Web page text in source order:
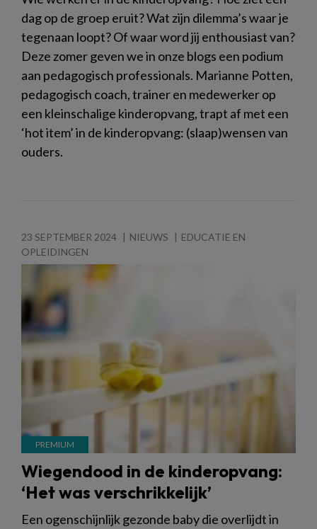
dag op de groep eruit? Wat zijn dilemma’s waar je
tegenaan loopt? Of waar word jij enthousiast van?
Deze zomer geven we in onze blogs een podium
aan pedagogisch professionals. Marianne Potten,
pedagogisch coach, trainer en medewerker op
een kleinschalige kinderopvang, trapt af met een
‘hot item’ in de kinderopvang: (slaap)wensen van
ouders.
23 SEPTEMBER 2024 NIEUWS
EDUCATIE EN
OPLEIDINGEN
Wiegendood in de kinderopvang:
‘Het was verschrikkelijk’
Een ogenschijnlijk gezonde baby die overlijdt in